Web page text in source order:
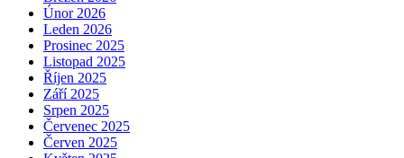
Únor 2026
Leden 2026
Prosinec 2025
Listopad 2025
Říjen 2025
Září 2025
Srpen 2025
Červenec 2025
Červen 2025